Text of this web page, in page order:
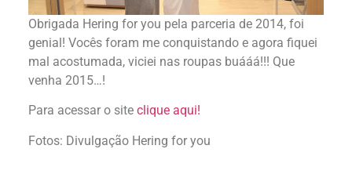
Obrigada Hering for you pela parceria de 2014, foi
genial! Vocês foram me conquistando e agora fiquei
mal acostumada, viciei nas roupas buááá!!! Que
venha 2015…!
Para acessar o site clique aqui!
Fotos: Divulgação Hering for you